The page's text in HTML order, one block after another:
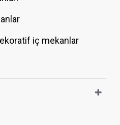
iç mekanlar